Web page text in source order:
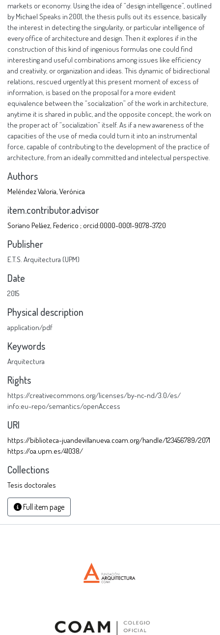
markets or economy. Using the idea of “design intelligence”, outlined
by Michael Speaks in 2001, the thesis pulls out its essence, basically
the interest in detecting the singularity, or particular intelligence of
every office of architecture and design. Then it explores if in the
construction of this kind of ingenious formulas one could find
interesting and useful combinations among issues like efficiency
and creativity, or organization and ideas. This dynamic of bidirectional
relations, rescued urgently at this present moment of excess of
information, is based on the proposal for a more evident
equivalence between the “socialization” of the work in architecture,
anytime it is shared in public, and the opposite concept, the work on
the proper act of “socialization” itself. As if a new awareness of the
capacities of the use of media could turn it into an instrumental
force, capable of contributing to the development of the practice of
architecture, from an ideally committed and intelectual perspective.
Authors
Meléndez Valoria, Verónica
item.contributor.advisor
Soriano Peláez, Federico ; orcid:0000-0001-9078-3720
Publisher
E.T.S. Arquitectura (UPM)
Date
2015
Physical description
application/pdf
Keywords
Arquitectura
Rights
https://creativecommons.org/licenses/by-nc-nd/3.0/es/
info:eu-repo/semantics/openAccess
URI
https://biblioteca-juandevillanueva.coam.org/handle/123456789/2071
https://oa.upm.es/41038/
Collections
Tesis doctorales
Full item page